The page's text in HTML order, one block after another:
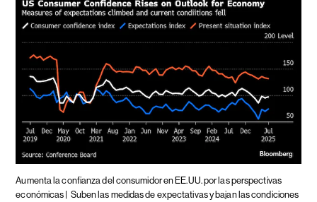
Aumenta la confianza del consumidor en EE.UU. por las perspectivas
económicas | Suben las medidas de expectativas y bajan las condiciones